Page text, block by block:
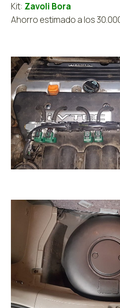
Kit: Zavoli Bora
Ahorro estimado a los